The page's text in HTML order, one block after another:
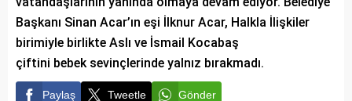
Başkanı Sinan Acar’ın eşi İlknur Acar, Halkla İlişkiler
birimiyle birlikte Aslı ve İsmail Kocabaş
çiftini bebek sevinçlerinde yalnız bırakmadı.
Paylaş Tweetle Gönder